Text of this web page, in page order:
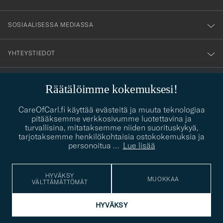
Räätälöimme kokemuksesi!
CareOfCarl.fi käyttää evästeitä ja muuta teknologiaa
pitääksemme verkkosivumme luotettavina ja
turvallisina, mitataksemme niiden suorituskykyä,
tarjotaksemme henkilökohtaisia ostokokemuksia ja
personoitua … Lue lisää
HYVÄKSY
VÄLTTÄMÄTTÖMÄT
MUOKKAA
HYVÄKSY
SOSIAALISESSA MEDIASSA
YHTEYSTIEDOT
contact@careofcarl.com
PUKEUTUMISNEUVONTA
Kaipaatko apua oman tyylisi löytämiseen? Me autamme sinua
mielellämme!
PUKEUTUMISNEUVONTA
© Care of Carl 2026